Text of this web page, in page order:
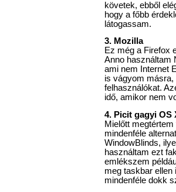
követek, ebből
hogy a főbb
látogassam.
3. Mozilla
Ez még a Firefox
Anno használtam
ami nem Internet
is vágyom másra,
felhasználókat.
idő, amikor nem
4. Picit gagyi OS
Mielőtt
mindenféle
WindowBlinds,
használtam ezt
emlékszem
meg taskbar ellen
mindenféle dokk